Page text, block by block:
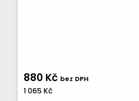
880 Kč bez DPH
1 065 Kč